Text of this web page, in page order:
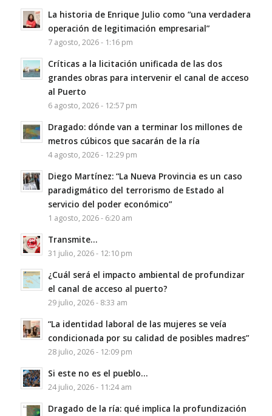
La historia de Enrique Julio como “una verdadera
operación de legitimación empresarial”
7 agosto, 2026 - 1:16 pm
Críticas a la licitación unificada de las dos
grandes obras para intervenir el canal de acceso
al Puerto
6 agosto, 2026 - 12:57 pm
Dragado: dónde van a terminar los millones de
metros cúbicos que sacarán de la ría
4 agosto, 2026 - 12:29 pm
Diego Martínez: “La Nueva Provincia es un caso
paradigmático del terrorismo de Estado al
servicio del poder económico”
1 agosto, 2026 - 6:20 am
Transmite…
31 julio, 2026 - 12:10 pm
¿Cuál será el impacto ambiental de profundizar
el canal de acceso al puerto?
29 julio, 2026 - 8:33 am
“La identidad laboral de las mujeres se veía
condicionada por su calidad de posibles madres”
28 julio, 2026 - 12:09 pm
Si este no es el pueblo…
24 julio, 2026 - 11:24 am
Dragado de la ría: qué implica la profundización